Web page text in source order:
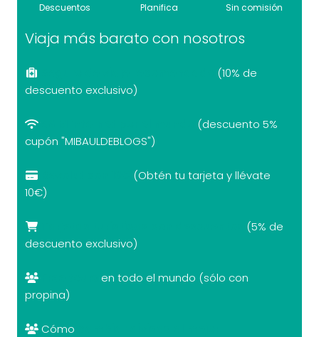
Descuentos Planifica Sin comisión
Viaja más barato con nosotros
(10% de
descuento exclusivo)
(descuento 5%
cupón "MIBAULDEBLOGS")
(Obtén tu tarjeta y llévate
10€)
(5% de
descuento exclusivo)
en todo el mundo (sólo con
propina)
Cómo